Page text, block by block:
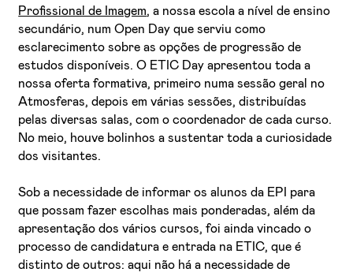
Li e aceito a Política de Privacidade
Aceito receber emails sobre novidades da ETIC
Profissional de Imagem, a nossa escola a nível de ensino
secundário, num Open Day que serviu como
esclarecimento sobre as opções de progressão de
estudos disponíveis. O ETIC Day apresentou toda a
nossa oferta formativa, primeiro numa sessão geral no
Atmosferas, depois em várias sessões, distribuídas
pelas diversas salas, com o coordenador de cada curso.
No meio, houve bolinhos a sustentar toda a curiosidade
dos visitantes.
Sob a necessidade de informar os alunos da EPI para
que possam fazer escolhas mais ponderadas, além da
apresentação dos vários cursos, foi ainda vincado o
processo de candidatura e entrada na ETIC, que é
distinto de outros: aqui não há a necessidade de